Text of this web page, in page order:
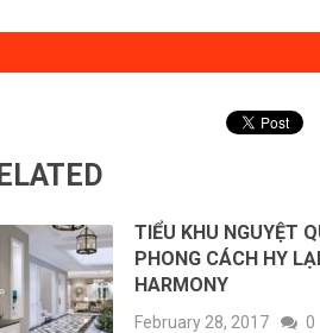
TIỂU KHU NGUYỆT
PHONG CÁCH HY
HARMONY
February 28, 2017 0